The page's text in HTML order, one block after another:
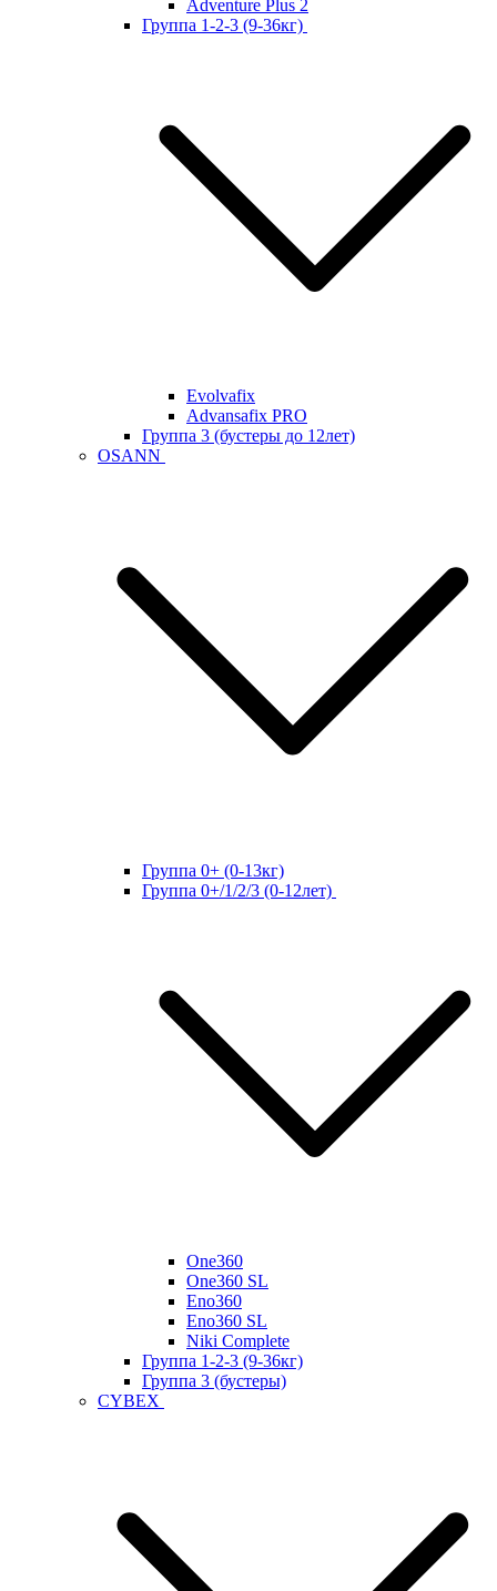
Adventure Plus 2
Группа 1-2-3 (9-36кг)
Evolvafix
Advansafix PRO
Группа 3 (бустеры до 12лет)
OSANN
Группа 0+ (0-13кг)
Группа 0+/1/2/3 (0-12лет)
One360
One360 SL
Eno360
Eno360 SL
Niki Complete
Группа 1-2-3 (9-36кг)
Группа 3 (бустеры)
CYBEX